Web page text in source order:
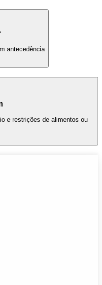
antecedência
e restrições de alimentos ou